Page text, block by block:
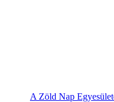
A Zöld Nap